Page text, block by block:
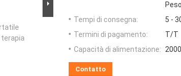
Tempi di consegna:
5 -
Termini di pagamento:
T/T
Capacità di alimentazione:
Contatto